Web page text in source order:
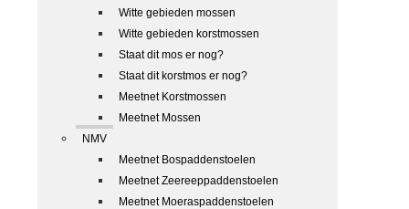
Witte gebieden mossen
Witte gebieden korstmossen
Staat dit mos er nog?
Staat dit korstmos er nog?
Meetnet Korstmossen
Meetnet Mossen
NMV
Meetnet Bospaddenstoelen
Meetnet Zeereeppaddenstoelen
Meetnet Moeraspaddenstoelen